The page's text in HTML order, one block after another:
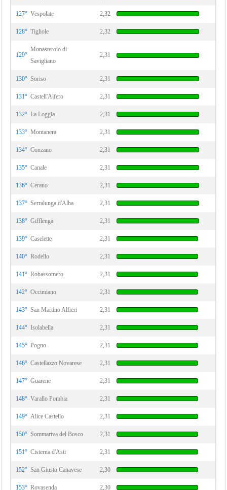
127° Vespolate 2,32
128° Tigliole 2,32
129°
Monasterolo di
Savigliano
2,31
130° Soriso 2,31
131° Castell'Alfero 2,31
132° La Loggia 2,31
133° Montanera 2,31
134° Conzano 2,31
135° Canale 2,31
136° Cerano 2,31
137° Serralunga d'Alba 2,31
138° Gifflenga 2,31
139° Caselette 2,31
140° Rodello 2,31
141° Robassomero 2,31
142° Occimiano 2,31
143° San Martino Alfieri 2,31
144° Isolabella 2,31
145° Pogno 2,31
146° Castellazzo Novarese 2,31
147° Guarene 2,31
148° Varallo Pombia 2,31
149° Alice Castello 2,31
150° Sommariva del Bosco 2,31
151° Cisterna d'Asti 2,31
152° San Giusto Canavese 2,30
153° Rovasenda 2,30